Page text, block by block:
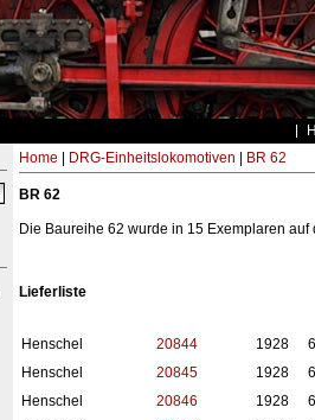
Home DRG-Einheitslokomotiven BR 62
BR 62
Die Baureihe 62 wurde in 15 Exemplaren auf
Lieferliste
Henschel 20844 1928
Henschel
20845 1928
Henschel
20846 1928